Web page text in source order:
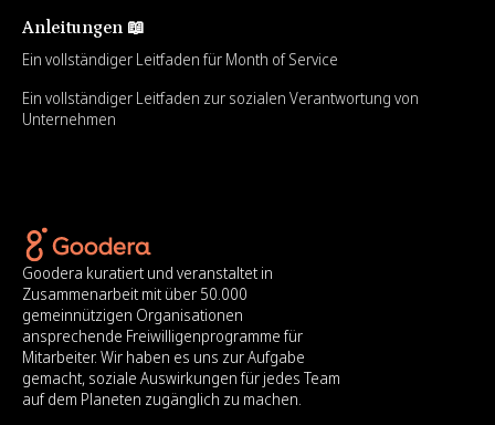
Anleitungen 📖
Ein vollständiger Leitfaden für Month of Service
Ein vollständiger Leitfaden zur sozialen Verantwortung von
Unternehmen
Goodera kuratiert und veranstaltet in
Zusammenarbeit mit über 50.000
gemeinnützigen Organisationen
ansprechende Freiwilligenprogramme für
Mitarbeiter. Wir haben es uns zur Aufgabe
gemacht, soziale Auswirkungen für jedes Team
auf dem Planeten zugänglich zu machen.